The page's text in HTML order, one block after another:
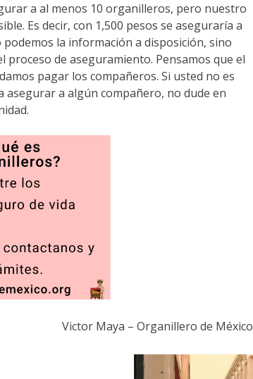
a al menos 10 organilleros, pero nuestro
Es decir, con 1,500 pesos se aseguraría a
la información a disposición, sino
de aseguramiento. Pensamos que el
pagar los compañeros. Si usted no es
a algún compañero, no dude en
Victor Maya – Organillero de México